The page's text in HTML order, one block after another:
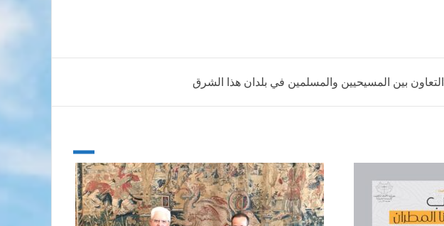
التعاون بين المسيحيين والمسلمين في بلدان هذا الشرق